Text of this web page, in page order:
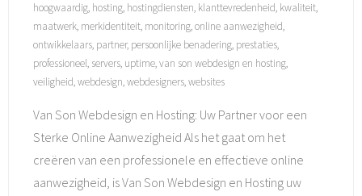
hoogwaardig, hosting, hostingdiensten, klanttevredenheid, kwaliteit,
maatwerk, merkidentiteit, monitoring,online aanwezigheid,
ontwikkelaars, partner, persoonlijke benadering, prestaties,
professioneel, servers, uptime,van son webdesign en hosting,
veiligheid,webdesign,webdesigners,websites
Van Son Webdesign en Hosting: Uw Partner voor een
Sterke Online Aanwezigheid Als het gaat om het
creëren van een professionele en effectieve online
aanwezigheid, is Van Son Webdesign en Hosting uw